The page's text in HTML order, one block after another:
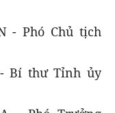
- Phó Chủ tịch
- Bí thư Tỉnh ủy